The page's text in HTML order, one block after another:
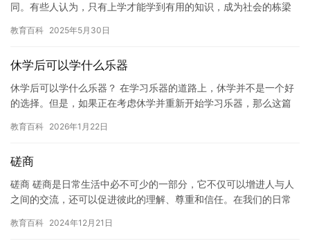
同。有些人认为，只有上学才能学到有用的知识，成为社会的栋梁
取得成…
教育百科 2025年5月30日
休学后可以学什么乐器
休学后可以学什么乐器？ 在学习乐器的道路上，休学并不是一个好
的选择。但是，如果正在考虑休学并重新开始学习乐器，那么这篇
学…
教育百科 2026年1月22日
磋商
磋商 磋商是日常生活中必不可少的一部分，它不仅可以增进人与人
之间的交流，还可以促进彼此的理解、尊重和信任。在我们的日常
说…
教育百科 2024年12月21日